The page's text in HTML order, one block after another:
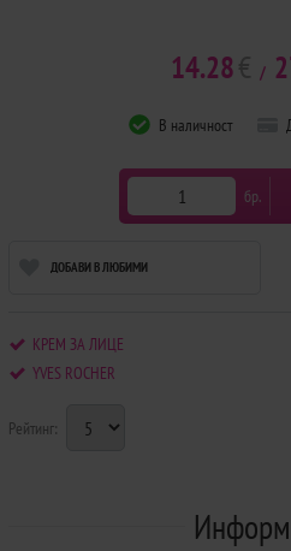
14.28 /
В наличност
бр.
ДОБАВИ В ЛЮБИМИ
КРЕМ ЗА ЛИЦЕ
YVES ROCHER
Рейтинг: